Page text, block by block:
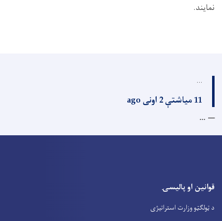
نمایند.
...
11 میاشتې 2 اونی ago
...
قوانین او پالیسۍ
د ټولګټو وزارت استراتیژی